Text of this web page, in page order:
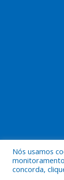
Nós usamos
concorda,